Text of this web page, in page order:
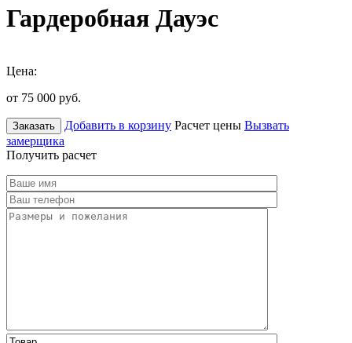
Гардеробная Дауэс
Цена:
от 75 000 руб.
Заказать Добавить в корзину Расчет цены Вызвать
замерщика
Получить расчет